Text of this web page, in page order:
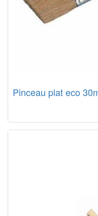
Pinceau plat eco